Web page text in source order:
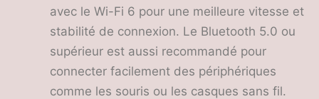
avec le Wi-Fi 6 pour une meilleure vitesse et
stabilité de connexion. Le Bluetooth 5.0 ou
supérieur est aussi recommandé pour
connecter facilement des périphériques
comme les souris ou les casques sans fil.